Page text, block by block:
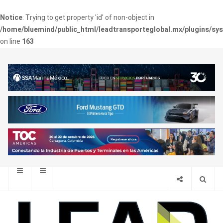
Notice: Trying to get property 'id' of non-object in
/home/bluemind/public_html/leadtransporteglobal.mx/plugins/
on line 163